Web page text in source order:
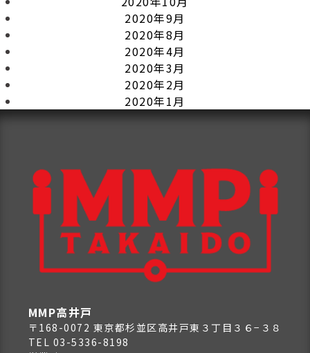
2020年9月
2020年8月
2020年4月
2020年3月
2020年2月
2020年1月
MMP高井戸
〒168-0072 東京都杉並区高井戸東３丁目３６−３８
TEL 03-5336-8198